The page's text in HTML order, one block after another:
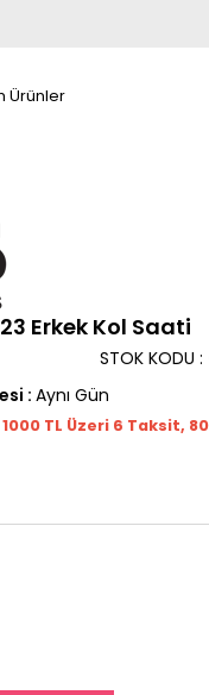
Ürünler
Erkek Kol Saati
STOK KODU
: Aynı Gün
TL Üzeri 6 Taksit,